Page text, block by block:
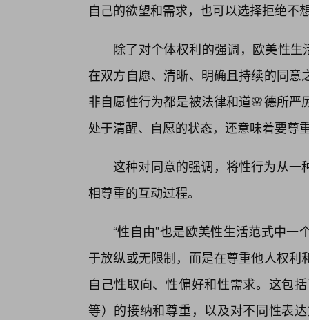
自己的欲望和需求，也可以选择拒绝不
除了对个体权利的强调，欧美性生
在双方自愿、清晰、明确且持续的同
非自愿性行为都是被法律和道🌸德所
处于清醒、自愿的状态，还意味着要尊
这种对同意的强调，将性行为从
相尊重的互动过程。
“性自由”也是欧美性生活范式中
于放纵或无限制，而是在尊重他人权
自己性取向、性偏好和性需求。这包
等）的接纳和尊重，以及对不同性表